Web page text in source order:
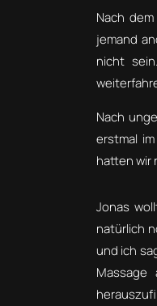
Nach
jemand
nicht
Nach
erstmal
hatten wir
Jonas
natürlich
und ich